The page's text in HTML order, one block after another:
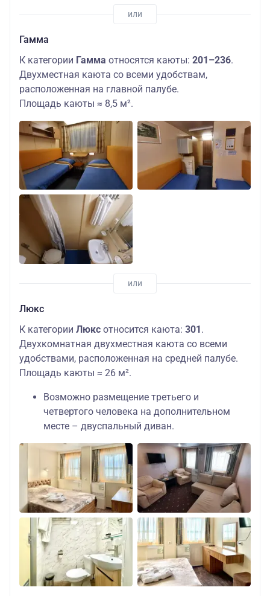
Гамма
К категории Гамма относятся каюты: 201–236.
Двухместная каюта со всеми удобствам,
расположенная на главной палубе.
Площадь каюты ≈ 8,5 м².
Люкс
К категории Люкс относится каюта: 301.
Двухкомнатная двухместная каюта со всеми
удобствами, расположенная на средней палубе.
Площадь каюты ≈ 26 м².
Возможно размещение третьего и
четвертого человека на дополнительном
месте – двуспальный диван.